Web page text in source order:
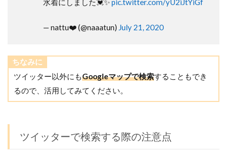
水着にしました💓✨pic.twitter.com/yU2iJtYiGf
— nattu❤️ (@naaatun) July 21, 2020
ちなみに
ツイッター以外にもGoogleマップで検索することもでき
るので、活用してみてください。
ツイッターで検索する際の注意点